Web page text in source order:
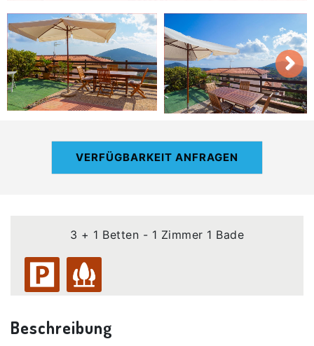
VERFÜGBARKEIT ANFRAGEN
3 + 1 Betten - 1 Zimmer 1 Bade
Beschreibung